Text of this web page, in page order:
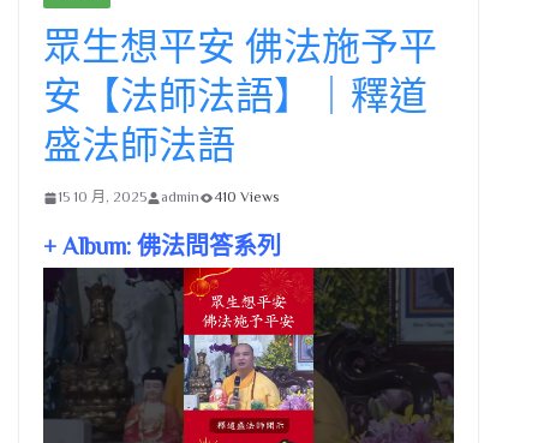
眾生想平安 佛法施予平
安【法師法語】｜釋道
盛法師法語
15 10 月, 2025 admin 410 Views
+ Album: 佛法問答系列